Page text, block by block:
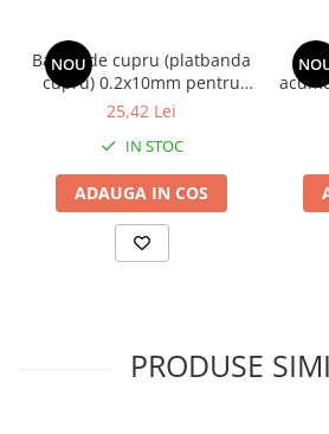
NOU
Banda de cupru (platbanda
cupru) 0.2x10mm pentru
baterii Li-ion -100 cm
25,42 Lei
IN STOC
ADAUGA IN COS
Set
PRODUSE